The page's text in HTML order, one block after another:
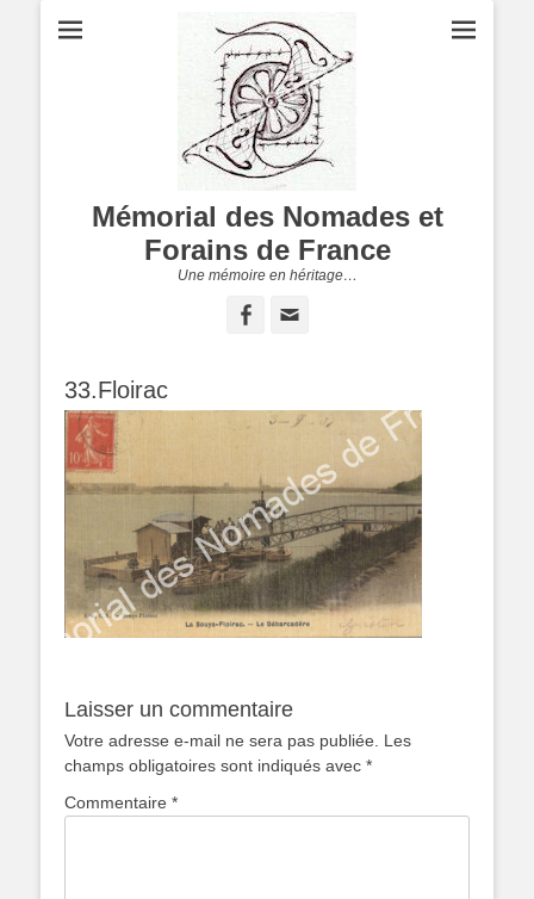
Mémorial des Nomades et
Forains de France
Une mémoire en héritage…
Facebook
33.Floirac
Laisser un commentaire
Votre adresse e-mail ne sera pas publiée.
Les
champs obligatoires sont indiqués avec *
Commentaire *